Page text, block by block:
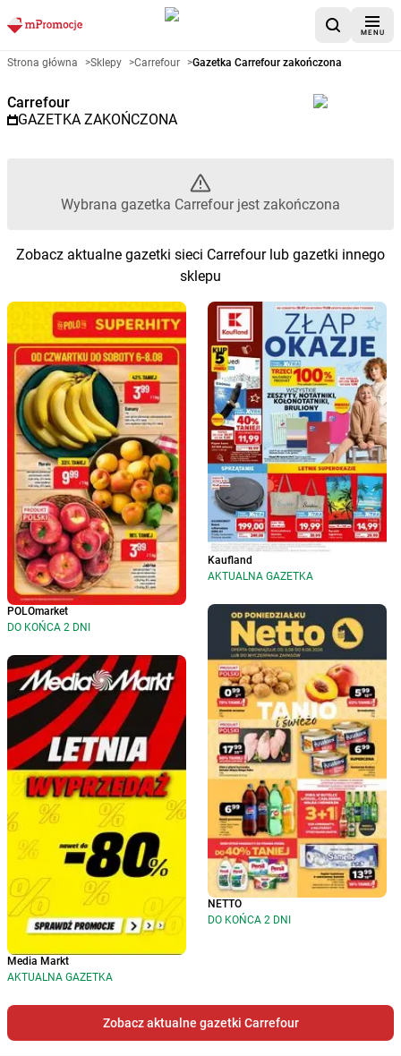
MENU
Gazetka promocyjna
Strona główna >Sklepy >Carrefour >Gazetka Carrefour zakończona
Carrefour
GAZETKA ZAKOŃCZONA
Wybrana gazetka Carrefour jest zakończona
Zobacz aktualne gazetki sieci Carrefour lub gazetki innego
sklepu
POLOmarket
DO KOŃCA 2 DNI
Media Markt
AKTUALNA GAZETKA
Kaufland
AKTUALNA GAZETKA
NETTO
DO KOŃCA 2 DNI
Zobacz aktualne gazetki Carrefour